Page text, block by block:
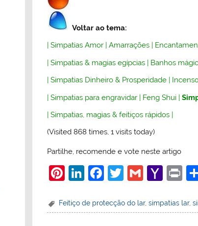
Voltar ao tema:
|Simpatias Amor |Amarrações
|Simpatias & magias egípcias | Banhos
|Simpatias Dinheiro & Prosperidade |
|Simpatias para engravidar | Feng Shui |
|Simpatias, magias & feitiços rápidos |
(Visited 868 times, 1 visits today)
Partilhe, recomende e vote neste artigo
Pi
er
Li
k
F
c
T
itt
G
ai
Y
h
Pr
t
Feitiço de protecção do lar,simpatias lar,